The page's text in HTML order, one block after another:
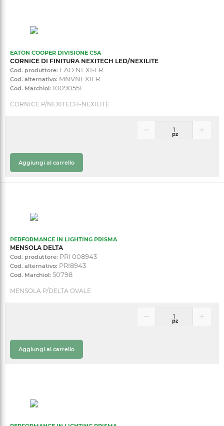
EATON COOPER DIVISIONE CSA
CORNICE DI FINITURA NEXITECH LED/NEXILITE
Cod. produttore: EAO NEXI-FR
Cod. alternativo: MNVNEXIFR
Cod. Marchiol: 10090551
CORNICE P/NEXITECH-NEXILITE
pz
Aggiungi al carrello
PERFORMANCE IN LIGHTING PRISMA
MENSOLA DELTA
Cod. produttore: PRI 008943
Cod. alternativo: PRI8943
Cod. Marchiol: 50798
MENSOLA P/DELTA OVALE
pz
Aggiungi al carrello